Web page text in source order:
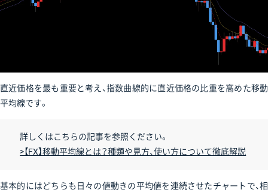
直近価格を最も重要と考え、指数曲線的に直近価格の比重を高めた移動
平均線です。
詳しくはこちらの記事を参照ください。
>【FX】移動平均線とは？種類や見方、使い方について徹底解説
基本的にはどちらも日々の値動きの平均値を連続させたチャートで、相